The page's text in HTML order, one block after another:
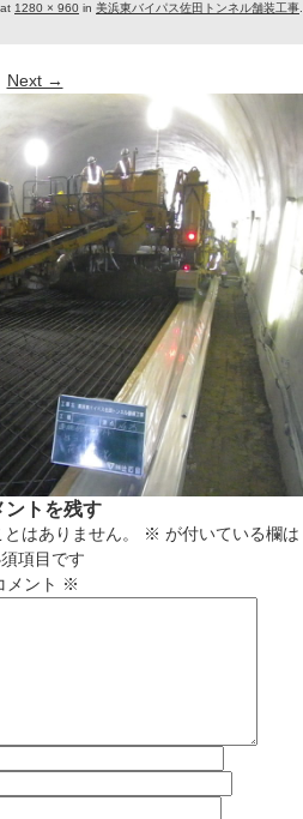
at 1280 × 960 in 美浜東バイパス佐田トンネル舗装工事
Next →
ントを残す
はありません。 ※ が付いている欄は
項目です
メント ※